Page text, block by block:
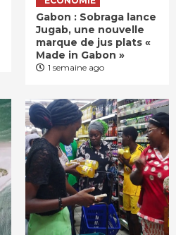
Gabon : Sobraga lance
Jugab, une nouvelle
marque de jus plats «
Made in Gabon »
1 semaine ago